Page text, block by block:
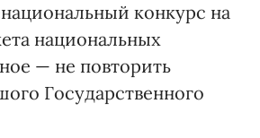
конкурс на
национальных
— не повторить
Государственного